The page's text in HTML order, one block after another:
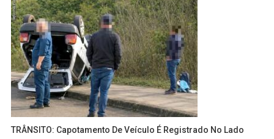
TRÂNSITO: Capotamento De Veículo É Registrado No Lado